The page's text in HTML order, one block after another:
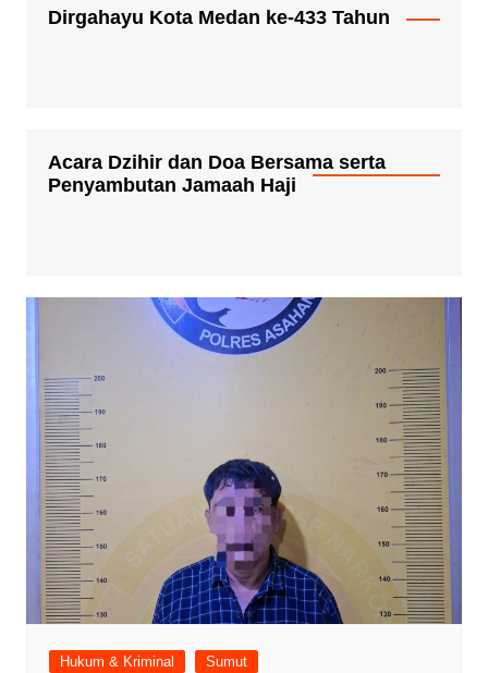
Dirgahayu Kota Medan ke-433 Tahun
Acara Dzihir dan Doa Bersama serta
Penyambutan Jamaah Haji
Hukum & Kriminal Sumut